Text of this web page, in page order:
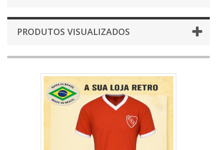
PRODUTOS VISUALIZADOS